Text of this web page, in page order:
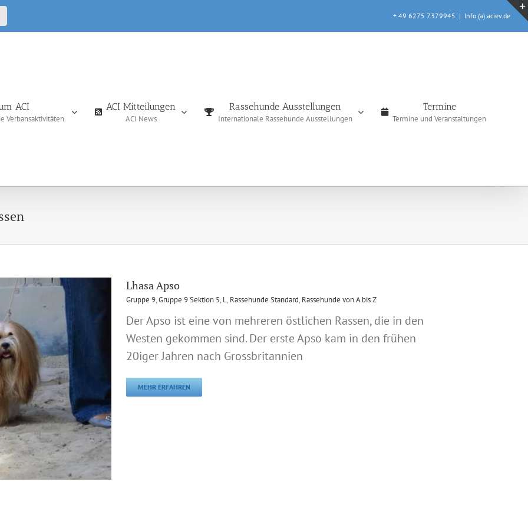
+ 49 6275 7379945 | Info (a) aciev.de
ACI
Verbansaktivitäten.
ACI Mitteilungen
ACI News
Rassehunde Ausstellungen
Internationale Rassehunde Ausstellungen
Termine
Termine und Veranstaltungen
Lhasa Apso
Gruppe 9,Gruppe 9 Sektion 5, L, Rassehunde Standard, Rassehunde von A bis Z
Der Apso ist eine von mehreren östlichen Rassen, die in den
Westen gekommen sind. Der erste Apso kam in den frühen
20iger Jahren nach Grossbritannien
MEHR ERFAHREN